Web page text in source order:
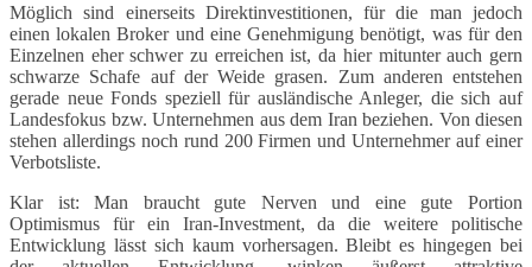
Möglich sind einerseits Direktinvestitionen, für die man jedoch
einen lokalen Broker und eine Genehmigung benötigt, was für den
Einzelnen eher schwer zu erreichen ist, da hier mitunter auch gern
schwarze Schafe auf der Weide grasen. Zum anderen entstehen
gerade neue Fonds speziell für ausländische Anleger, die sich auf
Landesfokus bzw. Unternehmen aus dem Iran beziehen. Von diesen
stehen allerdings noch rund 200 Firmen und Unternehmer auf einer
Verbotsliste.
Klar ist: Man braucht gute Nerven und eine gute Portion
Optimismus für ein Iran-Investment, da die weitere politische
Entwicklung lässt sich kaum vorhersagen. Bleibt es hingegen bei